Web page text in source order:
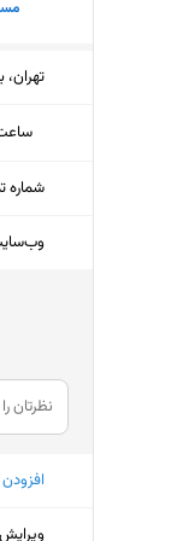
یکشنبه
پنجشنبه
جمعه
شنبه
شماره
افزودن